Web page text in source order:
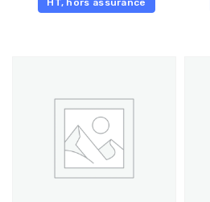
HT, hors assurance